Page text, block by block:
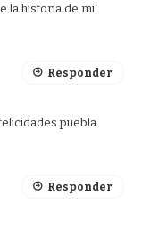
la historia de mi
puebla
Responder
Responder